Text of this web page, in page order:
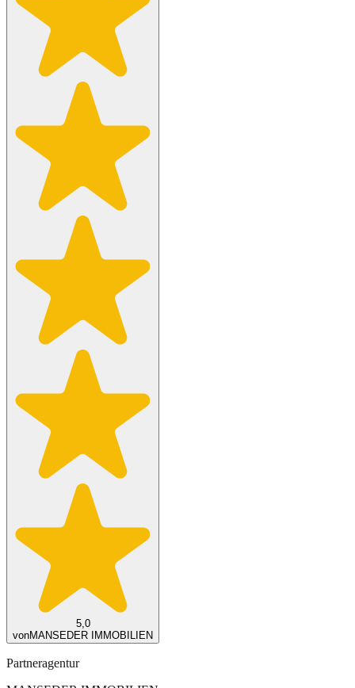
5,0
vonMANSEDER IMMOBILIEN
Partneragentur